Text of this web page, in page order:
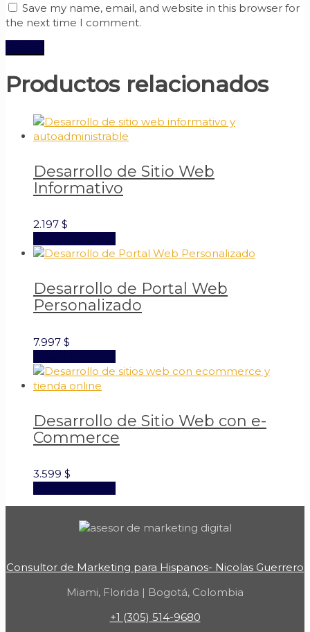
Save my name, email, and website in this browser for
the next time I comment.
Productos relacionados
Desarrollo de Sitio Web
Informativo
2.197 $
Desarrollo de Portal Web
Personalizado
7.997 $
Desarrollo de Sitio Web con e-
Commerce
3.599 $
Consultor de Marketing para Hispanos- Nicolas Guerrero
Miami, Florida | Bogotá, Colombia
+1 (305) 514-9680